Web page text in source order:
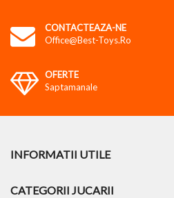
CONTACTEAZA-NE
Office@best-Toys.ro
OFERTE
Saptamanale
INFORMATII UTILE
CATEGORII JUCARII